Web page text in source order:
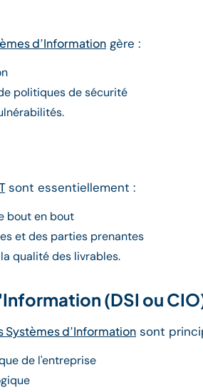
d’Information gère :
politiques de sécurité
sont essentiellement :
bout en bout
et des parties prenantes
qualité des livrables.
(DSI ou
Systèmes d’Information sont
de l'entreprise